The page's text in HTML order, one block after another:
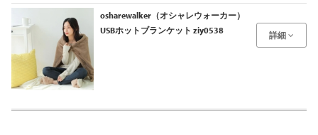
osharewalker（オシャレウォーカー）
USBホットブランケット ziy0538
詳細